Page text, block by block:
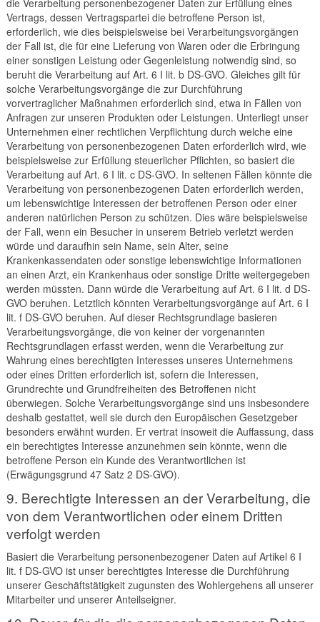
die Verarbeitung personenbezogener Daten zur Erfüllung eines
Vertrags, dessen Vertragspartei die betroffene Person ist,
erforderlich, wie dies beispielsweise bei Verarbeitungsvorgängen
der Fall ist, die für eine Lieferung von Waren oder die Erbringung
einer sonstigen Leistung oder Gegenleistung notwendig sind, so
beruht die Verarbeitung auf Art. 6 I lit. b DS-GVO. Gleiches gilt für
solche Verarbeitungsvorgänge die zur Durchführung
vorvertraglicher Maßnahmen erforderlich sind, etwa in Fällen von
Anfragen zur unseren Produkten oder Leistungen. Unterliegt unser
Unternehmen einer rechtlichen Verpflichtung durch welche eine
Verarbeitung von personenbezogenen Daten erforderlich wird, wie
beispielsweise zur Erfüllung steuerlicher Pflichten, so basiert die
Verarbeitung auf Art. 6 I lit. c DS-GVO. In seltenen Fällen könnte die
Verarbeitung von personenbezogenen Daten erforderlich werden,
um lebenswichtige Interessen der betroffenen Person oder einer
anderen natürlichen Person zu schützen. Dies wäre beispielsweise
der Fall, wenn ein Besucher in unserem Betrieb verletzt werden
würde und daraufhin sein Name, sein Alter, seine
Krankenkassendaten oder sonstige lebenswichtige Informationen
an einen Arzt, ein Krankenhaus oder sonstige Dritte weitergegeben
werden müssten. Dann würde die Verarbeitung auf Art. 6 I lit. d DS-
GVO beruhen. Letztlich könnten Verarbeitungsvorgänge auf Art. 6 I
lit. f DS-GVO beruhen. Auf dieser Rechtsgrundlage basieren
Verarbeitungsvorgänge, die von keiner der vorgenannten
Rechtsgrundlagen erfasst werden, wenn die Verarbeitung zur
Wahrung eines berechtigten Interesses unseres Unternehmens
oder eines Dritten erforderlich ist, sofern die Interessen,
Grundrechte und Grundfreiheiten des Betroffenen nicht
überwiegen. Solche Verarbeitungsvorgänge sind uns insbesondere
deshalb gestattet, weil sie durch den Europäischen Gesetzgeber
besonders erwähnt wurden. Er vertrat insoweit die Auffassung, dass
ein berechtigtes Interesse anzunehmen sein könnte, wenn die
betroffene Person ein Kunde des Verantwortlichen ist
(Erwägungsgrund 47 Satz 2 DS-GVO).
9. Berechtigte Interessen an der Verarbeitung, die
von dem Verantwortlichen oder einem Dritten
verfolgt werden
Basiert die Verarbeitung personenbezogener Daten auf Artikel 6 I
lit. f DS-GVO ist unser berechtigtes Interesse die Durchführung
unserer Geschäftstätigkeit zugunsten des Wohlergehens all unserer
Mitarbeiter und unserer Anteilseigner.